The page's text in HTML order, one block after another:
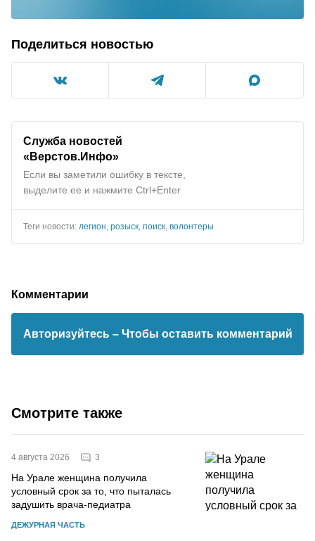
Поделиться новостью
Служба новостей
«Верстов.Инфо»
Если вы заметили ошибку в тексте,
выделите ее и нажмите Ctrl+Enter
Теги новости: легион, розыск, поиск, волонтеры
Комментарии
Авторизуйтесь – Чтобы оставить комментарий
Смотрите также
4 августа 2026 3
На Урале женщина получила
условный срок за то, что пыталась
задушить врача-педиатра
ДЕЖУРНАЯ ЧАСТЬ